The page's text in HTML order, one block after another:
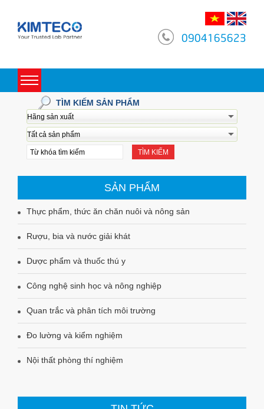
0904165623
Toggle
navigation
TÌM KIẾM SẢN PHẨM
TÌM KIẾM
SẢN PHẨM
Thực phẩm, thức ăn chăn nuôi và nông sản
Rượu, bia và nước giải khát
Dược phẩm và thuốc thú y
Công nghệ sinh học và nông nghiệp
Quan trắc và phân tích môi trường
Đo lường và kiểm nghiệm
Nội thất phòng thí nghiệm